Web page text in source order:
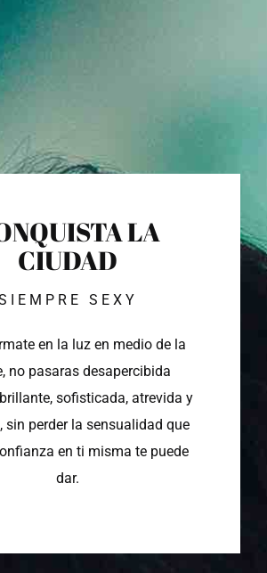
LA
CIUDAD
SEXY
en la luz en medio de la
no pasaras desapercibida
sofisticada, atrevida y
sin perder la sensualidad que
en ti misma te puede
dar.